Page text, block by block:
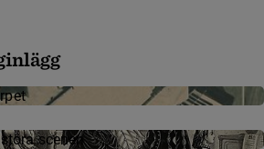
scenen